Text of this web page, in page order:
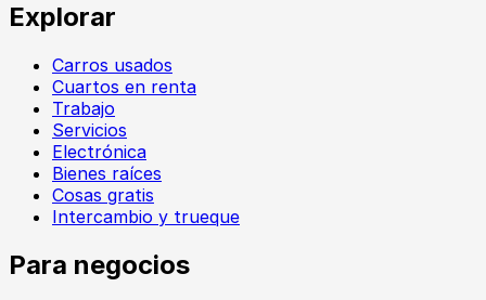
Explorar
Carros usados
Cuartos en renta
Trabajo
Servicios
Electrónica
Bienes raíces
Cosas gratis
Intercambio y trueque
Para negocios